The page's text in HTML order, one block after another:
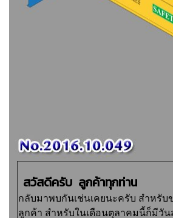
สวัสดีครับ ลูกค้าทุกท่าน
กลับมาพบกันเช่นเคยนะครับ สำหรับ
ลูกค้า สำหรับในเดือนตุลาคมนี้ก็มีวั